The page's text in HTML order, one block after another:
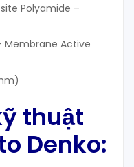
Polyamide –
Membrane Active
thuật
Denko: